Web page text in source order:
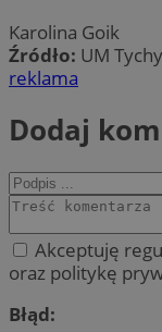
Karolina Goik
Źródło: UM Tychy
reklama
Dodaj
Akceptuję
oraz politykę
Błąd: